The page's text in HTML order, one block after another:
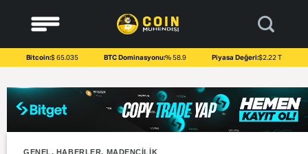
content
Bitcoin:$ 65.035 BTC Dominasyonu:% 58.9 Piyasa Değeri:$2.22 T
GENEL, HABERLER, MADENCILIK